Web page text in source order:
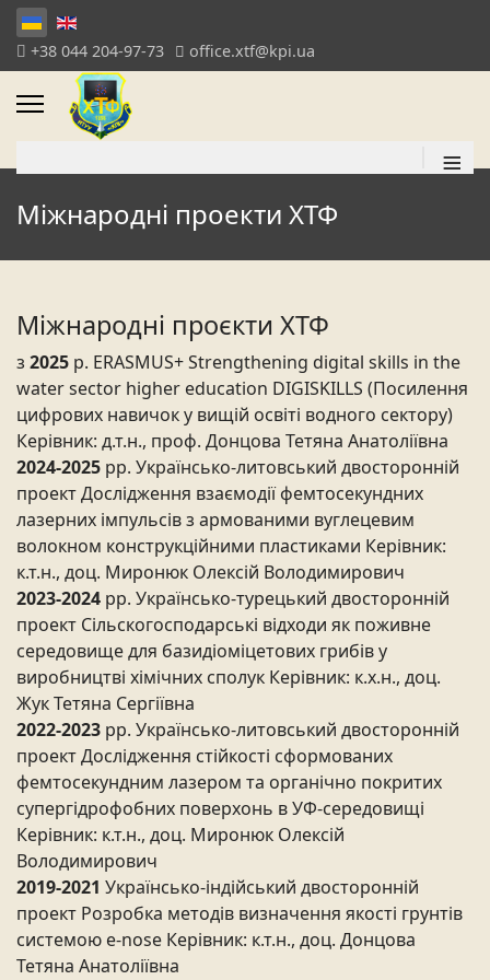
+38 044 204-97-73 office.xtf@kpi.ua
≡
Міжнародні проекти ХТФ
Міжнародні проєкти ХТФ
з 2025 р. ERASMUS+ Strengthening digital skills in the
water sector higher education DIGISKILLS (Посилення
цифрових навичок у вищій освіті водного сектору)
Керівник: д.т.н., проф. Донцова Тетяна Анатоліївна
2024-2025 рр. Українсько-литовський двосторонній
проект Дослідження взаємодії фемтосекундних
лазерних імпульсів з армованими вуглецевим
волокном конструкційними пластиками Керівник:
к.т.н., доц. Миронюк Олексій Володимирович
2023-2024 рр. Українсько-турецький двосторонній
проект Сільскогосподарські відходи як поживне
середовище для базидіоміцетових грибів у
виробництві хімічних сполук Керівник: к.х.н., доц.
Жук Тетяна Сергіївна
2022-2023 рр. Українсько-литовський двосторонній
проект Дослідження стійкості сформованих
фемтосекундним лазером та органічно покритих
супергідрофобних поверхонь в УФ-середовищі
Керівник: к.т.н., доц. Миронюк Олексій
Володимирович
2019-2021 Українсько-індійський двосторонній
проект Розробка методів визначення якості грунтів
системою e-nose Керівник: к.т.н., доц. Донцова
Тетяна Анатоліївна